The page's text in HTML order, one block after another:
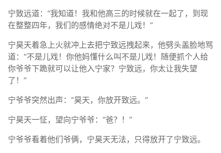
宁致远道：“我知道！我和他高三的时候就在一起了，到现
在整整四年，我们的感情绝对不是儿戏！”
宁昊天着急上火就冲上去把宁致远拽起来，他劈头盖脸地骂
道：“不是儿戏！你他妈懂什么叫不是儿戏！随便抓个人给
你爷爷下跪就可以让他入宁家？宁致远，你太让我失望
了！”
宁爷爷突然出声：“昊天，你放开致远。”
宁昊天一怔，望向宁爷爷：“爸？！”
宁爷爷看着他们爷俩，宁昊天无法，只得放开了宁致远。